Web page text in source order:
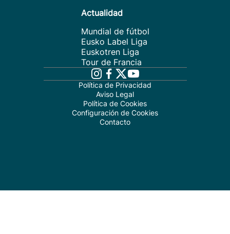
Actualidad
Mundial de fútbol
Eusko Label Liga
Euskotren Liga
Tour de Francia
Política de Privacidad
Aviso Legal
Política de Cookies
Configuración de Cookies
Contacto